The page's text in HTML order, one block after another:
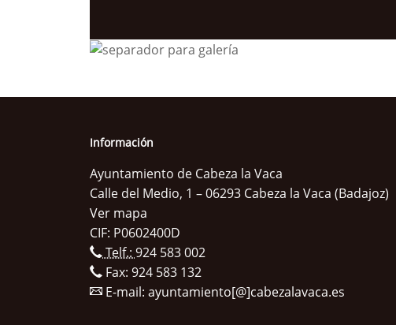
Información
Ayuntamiento de Cabeza la Vaca
Calle del Medio, 1 – 06293 Cabeza la Vaca (Badajoz)
Ver mapa
CIF: P0602400D
Telf.:924 583 002
Fax: 924 583 132
E-mail: ayuntamiento[@]cabezalavaca.es